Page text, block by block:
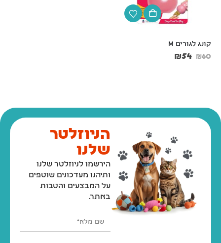
קונג לגורים M
₪60
₪54
הניוזלטר
שלנו
הירשמו לניוזלטר שלנו
ותיהנו מעדכונים שוטפים
על המבצעים והטבות
באתר.